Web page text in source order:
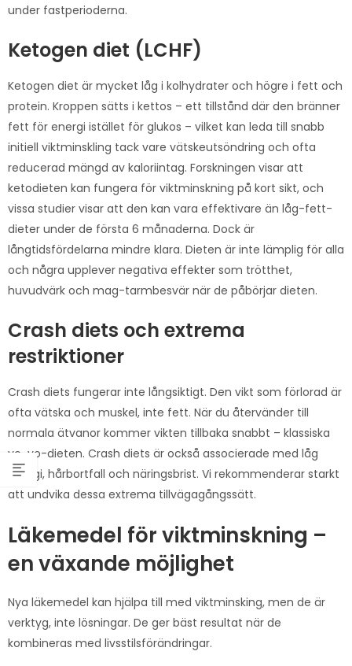
under fastperioderna.
Ketogen diet (LCHF)
Ketogen diet är mycket låg i kolhydrater och högre i fett och
protein. Kroppen sätts i kettos – ett tillstånd där den bränner
fett för energi istället för glukos – vilket kan leda till snabb
initiell viktminskling tack vare vätskeutsöndring och ofta
reducerad mängd av kaloriintag. Forskningen visar att
ketodieten kan fungera för viktminskning på kort sikt, och
vissa studier visar att den kan vara effektivare än låg-fett-
dieter under de första 6 månaderna. Dock är
långtidsfördelarna mindre klara. Dieten är inte lämplig för alla
och några upplever negativa effekter som trötthet,
huvudvärk och mag-tarmbesvär när de påbörjar dieten.
Crash diets och extrema
restriktioner
Crash diets fungerar inte långsiktigt. Den vikt som förlorad är
ofta vätska och muskel, inte fett. När du återvänder till
normala ätvanor kommer vikten tillbaka snabbt – klassiska
yo-yo-dieten. Crash diets är också associerade med låg
energi, hårbortfall och näringsbrist. Vi rekommenderar starkt
att undvika dessa extrema tillvägagångssätt.
Läkemedel för viktminskning –
en växande möjlighet
Nya läkemedel kan hjälpa till med viktminsking, men de är
verktyg, inte lösningar. De ger bäst resultat när de
kombineras med livsstilsförändringar.